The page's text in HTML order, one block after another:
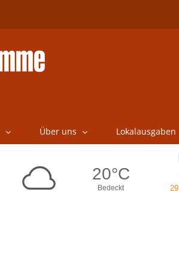
Über uns Lokalausgaben